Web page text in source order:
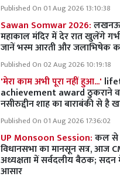
Published On 01 Aug 2026 13:10:38
Sawan Somwar 2026:लखनऊ
महाकाल मंदिर में देर रात खुलेंगे
जानें भस्म आरती और जलाभिषेक
Published On 02 Aug 2026 10:19:18
'मेरा काम अभी पूरा नहीं हुआ...'
achievement award ठुकराने
नसीरुद्दीन शाह का बाराबंकी से है
Published On 01 Aug 2026 17:36:02
UP Monsoon Session:कल से
विधानसभा का मानसून सत्र, आज
अध्यक्षता में सर्वदलीय बैठक;
आसार